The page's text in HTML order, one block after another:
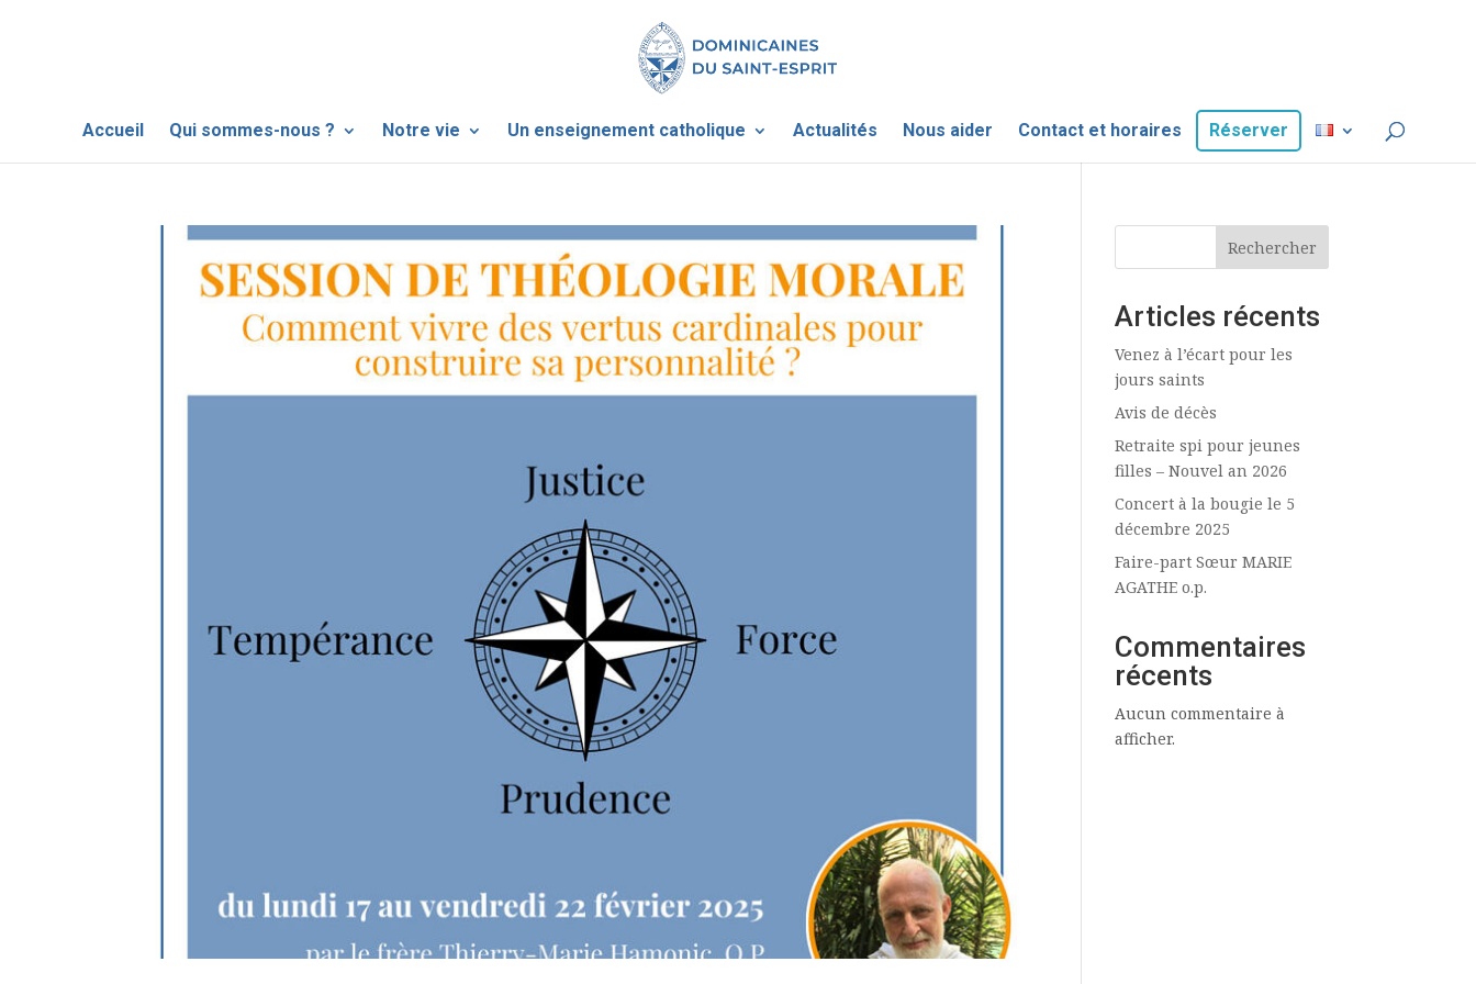
Accueil Qui sommes-nous ? Notre vie Un enseignement catholique Actualités Nous aider Contact et horaires Réserver
Rechercher
Articles récents
Venez à l’écart pour les
jours saints
Avis de décès
Retraite spi pour jeunes
filles – Nouvel an 2026
Concert à la bougie le 5
décembre 2025
Faire-part Sœur MARIE
AGATHE o.p.
Commentaires
récents
Aucun commentaire à
afficher.